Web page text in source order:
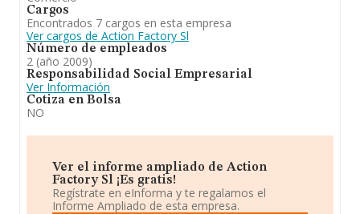
Cargos
Encontrados 7 cargos en esta empresa
Ver cargos de Action Factory Sl
Número de empleados
2 (año 2009)
Responsabilidad Social Empresarial
Ver Información
Cotiza en Bolsa
NO
Ver el informe ampliado de Action
Factory Sl ¡Es gratis!
Regístrate en eInforma y te regalamos el
Informe Ampliado de esta empresa.